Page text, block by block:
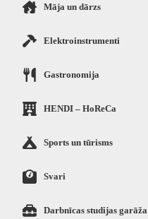
Māja un dārzs
Elektroinstrumenti
Gastronomija
HENDI – HoReCa
Sports un tūrisms
Svari
Darbnīcas studijas garāža